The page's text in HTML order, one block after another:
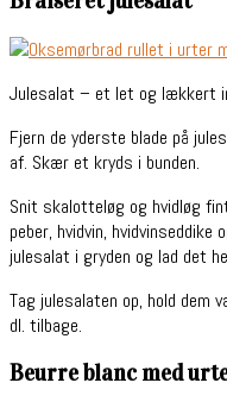
Julesalat – et let og lækkert
Fjern de yderste blade på
af. Skær et kryds i bunden.
Snit skalotteløg og hvidløg
peber, hvidvin,
julesalat i gryden og lad det
Tag julesalaten op, hold dem
dl. tilbage.
Beurre blanc med